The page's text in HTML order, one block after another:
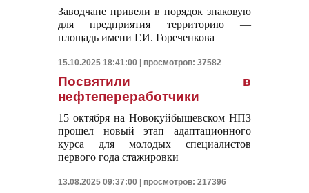
Заводчане привели в порядок знаковую
для предприятия территорию —
площадь имени Г.И. Гореченкова
15.10.2025 18:41:00 | просмотров: 37582
Посвятили в
нефтепереработчики
15 октября на Новокуйбышевском НПЗ
прошел новый этап адаптационного
курса для молодых специалистов
первого года стажировки
13.08.2025 09:37:00 | просмотров: 217396